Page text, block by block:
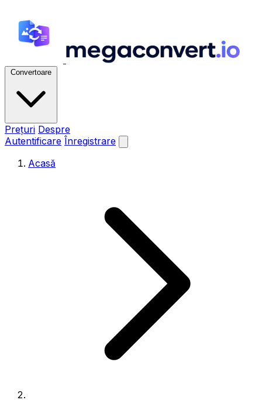
Convertoare
Prețuri Despre
Autentificare Înregistrare
Acasă